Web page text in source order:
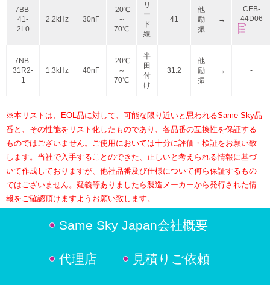
7BB-
41-
2L0
2.2kHz 30nF
-20℃
～
70℃
リ
ー
ド
線
41
他
励
振
→
CEB-
44D06
7NB-
31R2-
1
1.3kHz 40nF
-20℃
～
70℃
半
田
付
け
31.2
他
励
振
→ -
※本リストは、EOL品に対して、可能な限り近いと思われるSame Sky品
番と、その性能をリスト化したものであり、各品番の互換性を保証する
ものではございません。ご使用においては十分に評価・検証をお願い致
します。当社で入手することのできた、正しいと考えられる情報に基づ
いて作成しておりますが、他社品番及び仕様について何ら保証するもの
ではございません。疑義等ありましたら製造メーカーから発行された情
報をご確認頂けますようお願い致します。
Same Sky Japan会社概要
代理店 見積りご依頼